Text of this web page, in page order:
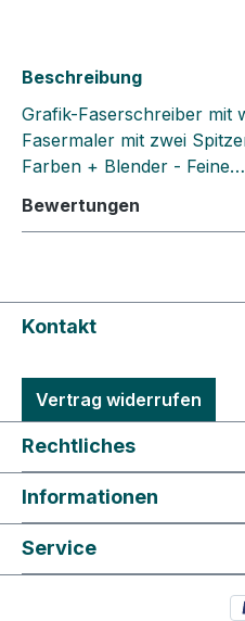
Beschreibung
Grafik-Faserschreiber mit
Fasermaler mit zwei
Farben + Blender - Feine…
Bewertungen
Kontakt
Vertrag widerrufen
Rechtliches
Informationen
Service